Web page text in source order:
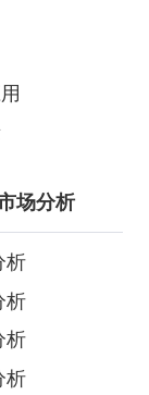
场分析
析
析
析
析